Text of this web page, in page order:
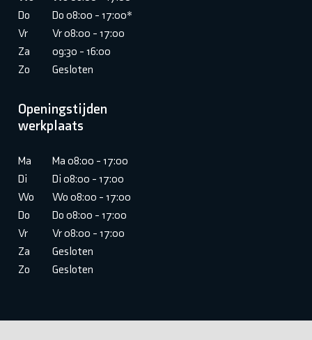
Do
Do 08:00 - 17:00*
Vr
Vr 08:00 - 17:00
Za
09:30 - 16:00
Zo
Gesloten
Openingstijden
werkplaats
Ma
Ma 08:00 - 17:00
Di
Di 08:00 - 17:00
Wo
Wo 08:00 - 17:00
Do
Do 08:00 - 17:00
Vr
Vr 08:00 - 17:00
Za
Gesloten
Zo
Gesloten